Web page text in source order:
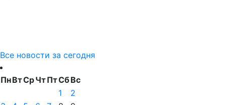
Все новости за сегодня
ПнВтСрЧтПтСбВс
1
2